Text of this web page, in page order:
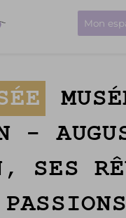
Mon
-
SES